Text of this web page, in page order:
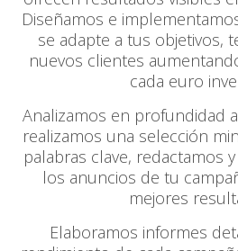
Diseñamos e
se adapte a tus objetivos,
nuevos clientes
cada euro
Analizamos en profundidad
realizamos una selección
palabras clave, redactamos
los anuncios de tu
mejores
Elaboramos informes